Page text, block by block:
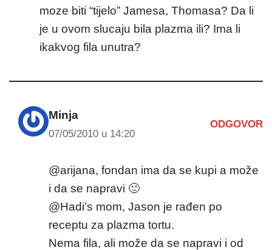
moze biti “tijelo” Jamesa, Thomasa? Da li
je u ovom slucaju bila plazma ili? Ima li
ikakvog fila unutra?
Minja
07/05/2010 u 14:20
ODGOVOR
@arijana, fondan ima da se kupi a može
i da se napravi 🙂
@Hadi’s mom, Jason je rađen po
receptu za plazma tortu.
Nema fila, ali može da se napravi i od